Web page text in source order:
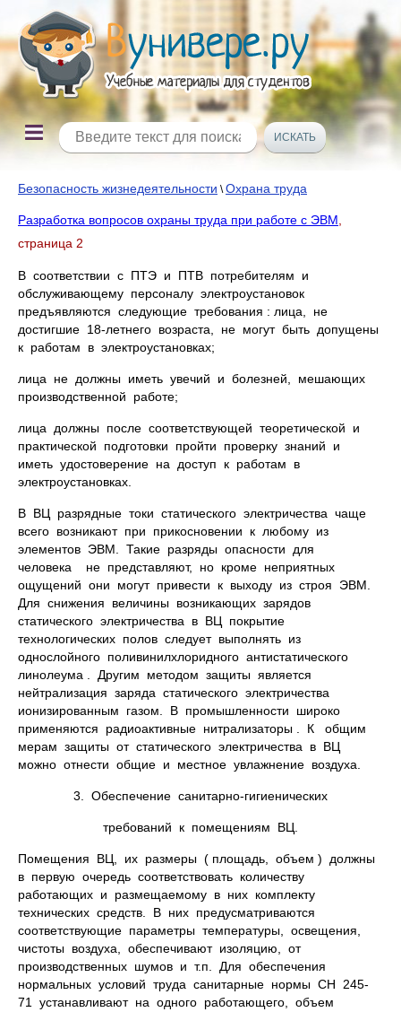
Безопасность жизнедеятельности \Охрана труда
Разработка вопросов охраны труда при работе с ЭВМ
страница 2
В соответствии с ПТЭ и ПТВ потребителям и
обслуживающему персоналу электроустановок
предъявляются следующие требования : лица, не
достигшие 18-летнего возраста, не могут быть допущены
к работам в электроустановках;
лица не должны иметь увечий и болезней, мешающих
производственной работе;
лица должны после соответствующей теоретической и
практической подготовки пройти проверку знаний и
иметь удостоверение на доступ к работам в
электроустановках.
В ВЦ разрядные токи статического электричества чаще
всего возникают при прикосновении к любому из
элементов ЭВМ. Такие разряды опасности для
человека не представляют, но кроме неприятных
ощущений они могут привести к выходу из строя ЭВМ.
Для снижения величины возникающих зарядов
статического электричества в ВЦ покрытие
технологических полов следует выполнять из
однослойного поливинилхлоридного антистатического
линолеума . Другим методом защиты является
нейтрализация заряда статического электричества
ионизированным газом. В промышленности широко
применяются радиоактивные нитрализаторы . К общим
мерам защиты от статического электричества в ВЦ
можно отнести общие и местное увлажнение воздуха.
3. Обеспечение санитарно-гигиенических
требований к помещениям ВЦ.
Помещения ВЦ, их размеры ( площадь, объем ) должны
в первую очередь соответствовать количеству
работающих и размещаемому в них комплекту
технических средств. В них предусматриваются
соответствующие параметры температуры, освещения,
чистоты воздуха, обеспечивают изоляцию, от
производственных шумов и т.п. Для обеспечения
нормальных условий труда санитарные нормы СН 245-
71 устанавливают на одного работающего, объем